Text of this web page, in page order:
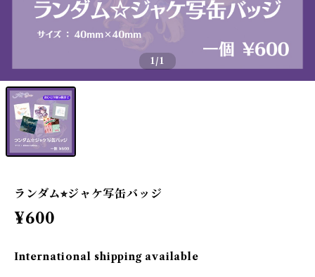
1/1
ランダム⭐︎ジャケ写缶バッジ
¥600
International shipping available